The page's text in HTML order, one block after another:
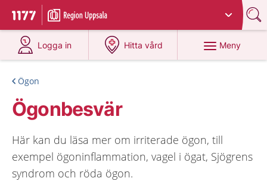
Till startsidan för 1177
Du har valt region
Logga in
på 1177.se
Hitta vård
på 1177.se
Meny
Ögon
Ögonbesvär
Här kan du läsa mer om irriterade ögon, till
exempel ögoninflammation, vagel i ögat, Sjögrens
syndrom och röda ögon.